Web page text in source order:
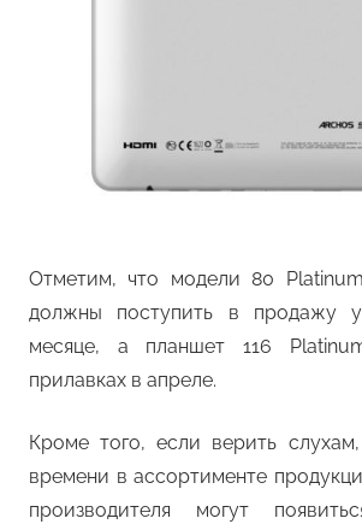
Отметим, что модели 80
должны поступить в продажу
месяце, а планшет 116
прилавках в апреле.
Кроме того, если верить
времени в ассортименте
производителя могут